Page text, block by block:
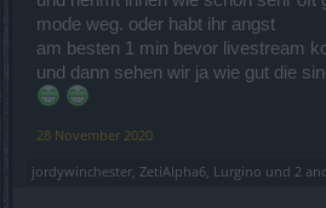
mode weg. oder habt ihr angst
am besten 1 min bevor livestream
und dann sehen wir ja wie gut die
28 November 2020
jordywinchester ZetiAlpha6 Lurgino und 2